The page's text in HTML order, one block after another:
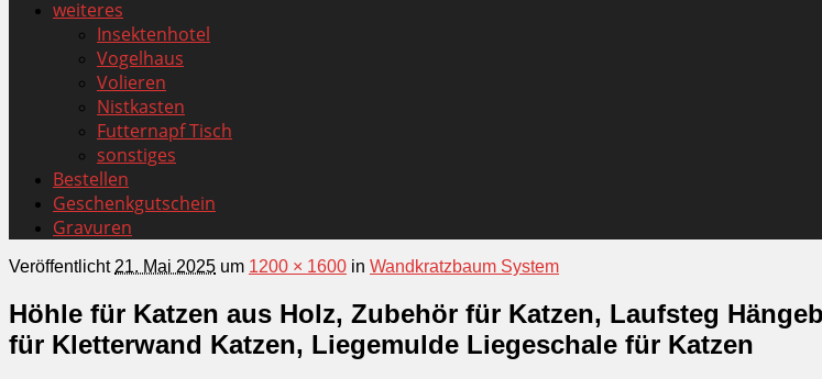
weiteres
Insektenhotel
Vogelhaus
Volieren
Nistkasten
Futternapf Tisch
sonstiges
Bestellen
Geschenkgutschein
Gravuren
Veröffentlicht 21. Mai 2025 um 1200 × 1600 in Wandkratzbaum System
Höhle für Katzen aus Holz, Zubehör für Katzen, Laufsteg
für Kletterwand Katzen, Liegemulde Liegeschale für Katzen